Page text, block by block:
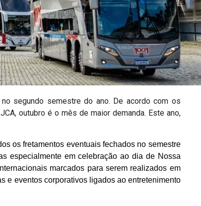
segundo semestre do ano. De acordo com os
outubro é o mês de maior demanda. Este ano,
os fretamentos eventuais fechados no semestre
especialmente em celebração ao dia de Nossa
marcados para serem realizados em
e eventos corporativos ligados ao entretenimento